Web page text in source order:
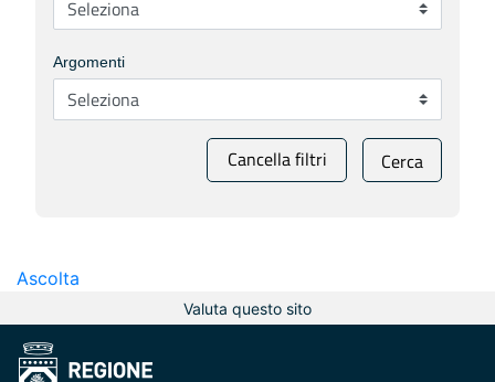
Argomenti
Cancella filtri Cerca
Ascolta
Valuta questo sito